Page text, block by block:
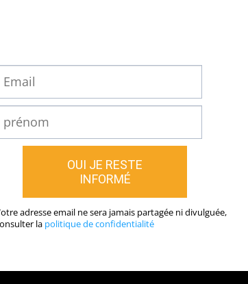
OUI JE RESTE
INFORMÉ
adresse email ne sera jamais partagée ni divulguée,
la politique de confidentialité